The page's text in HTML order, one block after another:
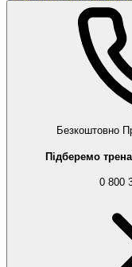
Безкоштовно
Підберемо
0 800